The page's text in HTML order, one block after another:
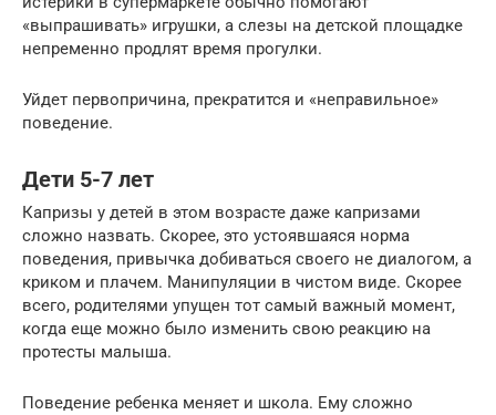
«выпрашивать» игрушки, а слезы на детской площадке
непременно продлят время прогулки.
Уйдет первопричина, прекратится и «неправильное»
поведение.
Дети 5-7 лет
Капризы у детей в этом возрасте даже капризами
сложно назвать. Скорее, это устоявшаяся норма
поведения, привычка добиваться своего не диалогом, а
криком и плачем. Манипуляции в чистом виде. Скорее
всего, родителями упущен тот самый важный момент,
когда еще можно было изменить свою реакцию на
протесты малыша.
Поведение ребенка меняет и школа. Ему сложно